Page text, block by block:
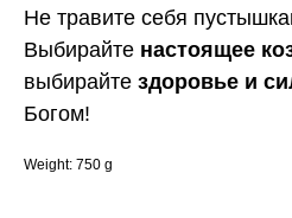
Не травите себя
Выбирайте настоящее
выбирайте здоровье и
Богом!
Weight: 750 g